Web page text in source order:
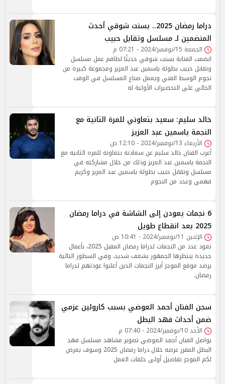
دراما رمضان 2025.. بسنت شوقي أحدث
المنضمين لـ مسلسل وتقابل حبيب
الجمعة 15/نوفمبر/2024 - 07:21 م
انضمت الفنانة بسنت شوقي حديثًا لطاقم عمل مسلسل
وتقابل حبيب بطولة ياسمين عبد العزيز ومجموعة كبيرة من
نجوم الوسط الفني ويعمل صناع المسلسل في الوقت
الحالي على التحضيرات الأولية له
خالد سليم: سعيد بتعاوني للمرة التانية مع
النجمة ياسمين عبد العزيز
الأربعاء 13/نوفمبر/2024 - 12:10 ص
أعرب الفنان خالد سليم عن سعادته بتعاونه للمره الثانيه مع
النجمة ياسمين عبد العزيز وذلك من خلال مشاركته في
مسلسل وتقابل حبيب بطولة ياسمين عبد العزيز وكريم
فهمي وعدد من النجوم
6 نجمات يعودن إلى الشاشة في دراما رمضان
2025 بعد انقطاع طويل
الإثنين 11/نوفمبر/2024 - 10:41 ص
تعود عدد من النجمات لدراما رمضان المقبل 2025، بأعمال
جديدة ينتظرها الجمهور بشغف شديد، وفي السطور التالية
يرصد موقع الموجز أبرز النجمات الذين أعلنوا عودتهم لدراما
رمضان.
سجن الفنان أحمد العوضي بسبب كارولين عزمي
ضمن أحداث فهد البطل
الأحد 10/نوفمبر/2024 - 07:40 م
يواصل الفنان أحمد العوضي تصوير مشاهد مسلسل فهد
البطل المقرر عرضه خلال دراما رمضان 2025 وسوف يعرض
لكم الموجز تفاصيل أولى حلقات العمل